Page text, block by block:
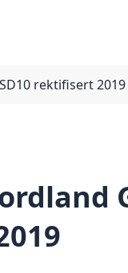
rektifisert 2019